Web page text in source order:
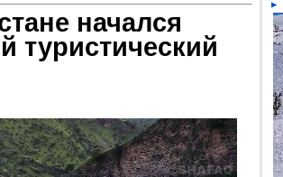
начался
туристический